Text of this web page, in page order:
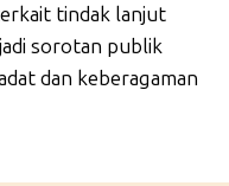
tindak lanjut
sorotan publik
dan keberagaman